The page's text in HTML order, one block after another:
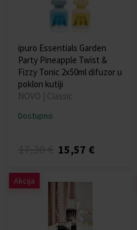
ipuro Essentials Garden
Party Pineapple Twist &
Fizzy Tonic 2x50ml difuzor u
poklon kutiji
NOVO | Classic
Dostupno
15,57 €
Akcija